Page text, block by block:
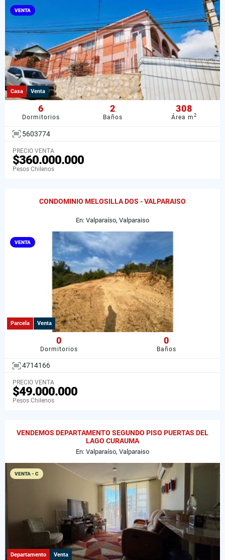
VENTA
Casa Venta
6
Dormitorios
2
Baños
308
Área m2
5603774
PRECIO VENTA
$360.000.000
Pesos Chilenos
CONDOMINIO MELOSILLA DOS - VALPARAISO
En: Valparaíso, Valparaiso
VENTA
Parcela Venta
0
Dormitorios
0
Baños
4714166
PRECIO VENTA
$49.000.000
Pesos Chilenos
VENDEMOS DEPARTAMENTO SEGUNDO PISO PUERTAS DEL
LAGO CURAUMA
En: Valparaíso, Valparaiso
VENTA - C
Departamento Venta